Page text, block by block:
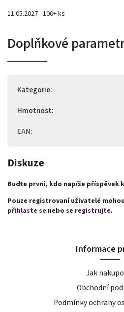
11.05.2027 - 100+ ks
Doplňkové
Kategorie:
Hmotnost:
EAN:
Diskuze
Buďte první, kdo napíše příspěvek
Pouze registrovaní uživatelé
přihlaste se nebo se registrujte.
Informace
Jak
Obchodní
Podmínky ochrany